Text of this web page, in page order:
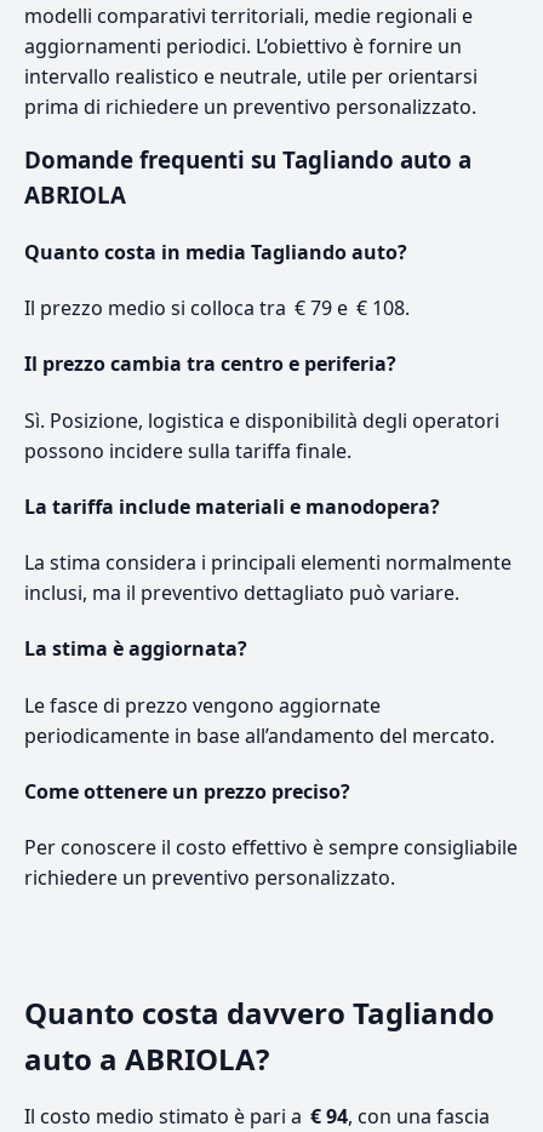
modelli comparativi territoriali, medie regionali e
aggiornamenti periodici. L’obiettivo è fornire un
intervallo realistico e neutrale, utile per orientarsi
prima di richiedere un preventivo personalizzato.
Domande frequenti su Tagliando auto a
ABRIOLA
Quanto costa in media Tagliando auto?
Il prezzo medio si colloca tra € 79 e € 108.
Il prezzo cambia tra centro e periferia?
Sì. Posizione, logistica e disponibilità degli operatori
possono incidere sulla tariffa finale.
La tariffa include materiali e manodopera?
La stima considera i principali elementi normalmente
inclusi, ma il preventivo dettagliato può variare.
La stima è aggiornata?
Le fasce di prezzo vengono aggiornate
periodicamente in base all’andamento del mercato.
Come ottenere un prezzo preciso?
Per conoscere il costo effettivo è sempre consigliabile
richiedere un preventivo personalizzato.
Quanto costa davvero Tagliando
auto a ABRIOLA?
Il costo medio stimato è pari a € 94, con una fascia